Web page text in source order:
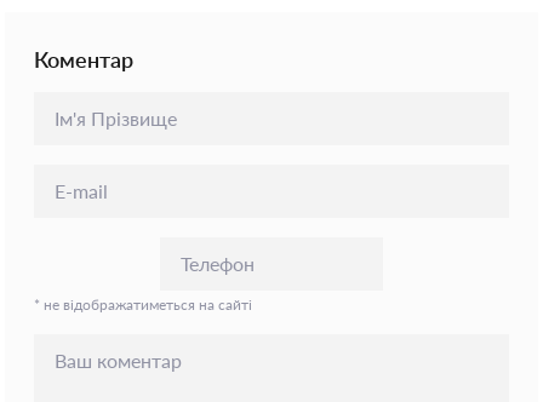
Коментар
* не відображатиметься на сайті